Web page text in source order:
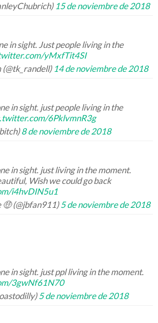
15 de noviembre de 2018
in sight. Just people living in the
yMxfTit4SI
14 de noviembre de 2018
in sight. just people living in the
6PklvmnR3g
8 de noviembre de 2018
in sight. just living in the moment.
Wish we could go back
i4hvDIN5u1
(@jbfan911)5 de noviembre de 2018
in sight. just ppl living in the moment.
3gwNf61N70
5 de noviembre de 2018